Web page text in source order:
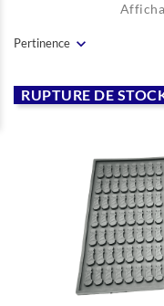
Pertinence
RUPTURE DE